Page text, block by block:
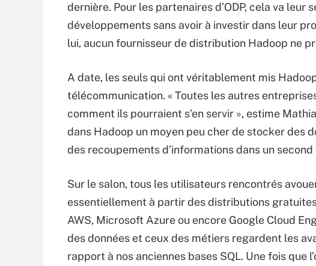
dernière. Pour les partenaires d’ODP, cela va leur
développements sans avoir à investir dans leur
lui, aucun fournisseur de distribution Hadoop ne
A date, les seuls qui ont véritablement mis
télécommunication. « Toutes les autres
comment ils pourraient s’en servir », estime
dans Hadoop un moyen peu cher de stocker des
des recoupements d’informations dans un second
Sur le salon, tous les utilisateurs rencontrés
essentiellement à partir des distributions
AWS, Microsoft Azure ou encore Google Cloud
des données et ceux des métiers regardent les
rapport à nos anciennes bases SQL. Une fois que